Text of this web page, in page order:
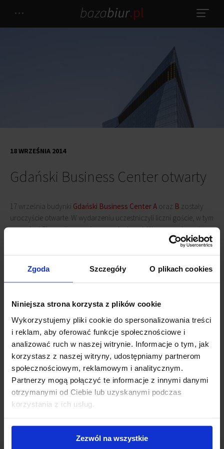
Zgoda Szczegóły O plikach cookies
Niniejsza strona korzysta z plików cookie
Wykorzystujemy pliki cookie do spersonalizowania treści
i reklam, aby oferować funkcje społecznościowe i
analizować ruch w naszej witrynie. Informacje o tym, jak
korzystasz z naszej witryny, udostępniamy partnerom
społecznościowym, reklamowym i analitycznym.
Partnerzy mogą połączyć te informacje z innymi danymi
otrzymanymi od Ciebie lub uzyskanymi podczas
korzystania z ich usług.
Zezwól na wszystkie
Gdański Business Center otwarty
18 WRZEŚNIA 2014
17 września budynki Gdański Business Center A oraz B zostały
uroczyście otwarte. W wydarzeniu uczestniczyli liczni goście, w tym
prezydent Słowacji oraz wiceprezydent m. st. Warszawy. Inwestor w
perspektywie ma rozbudowę kompleksu o kolejne budynkifazy II.
Powiązane newsy
kwietnia 2016)
Otwarcie trzeciego budynku w kompleksie Gdański
Business Center(12 stycznia 2016)
Gdański Business Center z certyfikatem BREEAM
sierpnia 2015)
Digital Virgo w Gdański Business Center
(26 maja 2015)
Biurowiec Gdański Business Center – nową siedzibą
KPMG(2 grudnia 2013)